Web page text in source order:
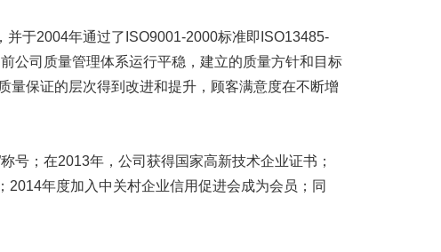
于2004年通过了ISO9001-2000标准即ISO13485-
公司质量管理体系运行平稳，建立的质量方针和目标
量保证的层次得到改进和提升，顾客满意度在不断增
；在2013年，公司获得国家高新技术企业证书；
2014年度加入中关村企业信用促进会成为会员；同